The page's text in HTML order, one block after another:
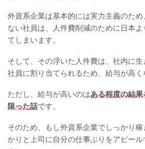
外資系企業は基本的には実力主義のため
ない社員は、人件費削減のために日本
てしまいます。
そして、その浮いた人件費は、社内に
社員に割り当てられるため、給与が高く
ただし、給与が高いのはある程度の結
限った話です。
そのため、もし外資系企業でしっかり
かりと上司に自分の仕事ぶりをアピール